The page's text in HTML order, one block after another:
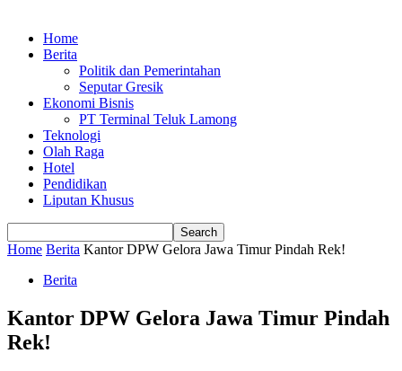
Home
Berita
Politik dan Pemerintahan
Seputar Gresik
Ekonomi Bisnis
PT Terminal Teluk Lamong
Teknologi
Olah Raga
Hotel
Pendidikan
Liputan Khusus
Home Berita Kantor DPW Gelora Jawa Timur Pindah Rek!
Berita
Kantor DPW Gelora Jawa Timur Pindah
Rek!